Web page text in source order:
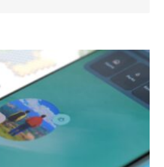
nom, mon e-mail et mon
pour mon prochain